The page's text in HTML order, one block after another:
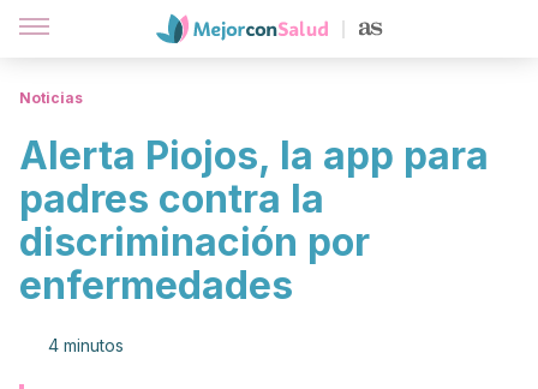
Noticias
Alerta Piojos, la app para
padres contra la
discriminación por
enfermedades
4 minutos